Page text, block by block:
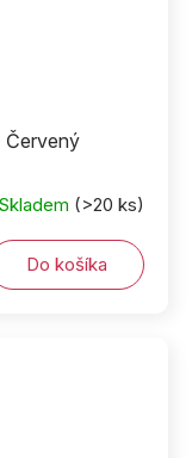
Skladem (>20 ks)
Do košíka